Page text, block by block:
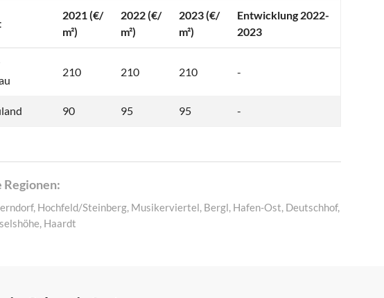
2021 (€/
m²)
2022 (€/
m²)
2023 (€/
m²)
Entwicklung 2022-
2023
210 210 210 -
90 95 95 -
Hochfeld/Steinberg, Musikerviertel, Bergl, Hafen-Ost, Deutschhof,
Haardt